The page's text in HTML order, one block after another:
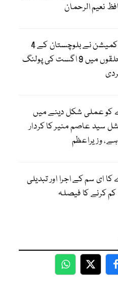
نعیم الرحمان
الیکشن کمیشن نے بلوچستان کے 4
بلدیاتی حلقوں میں 9 اگست کی پولنگ
کو عملی شکل دینے میں
سید عاصم منیر کا کردار
ہے، وزیراعظم
ای سم کے اجرا اور تبدیلی
کرنے کا فیصلہ
WhatsApp
Twitter